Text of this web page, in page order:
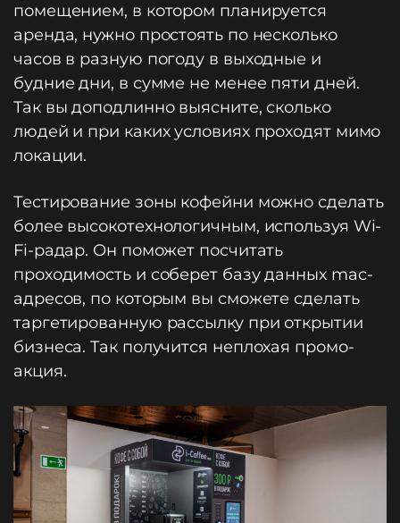
помещением, в котором планируется
аренда, нужно простоять по несколько
часов в разную погоду в выходные и
будние дни, в сумме не менее пяти дней.
Так вы доподлинно выясните, сколько
людей и при каких условиях проходят мимо
локации.
Тестирование зоны кофейни можно сделать
более высокотехнологичным, используя Wi-
Fi-радар. Он поможет посчитать
проходимость и соберет базу данных mac-
адресов, по которым вы сможете сделать
таргетированную рассылку при открытии
бизнеса. Так получится неплохая промо-
акция.